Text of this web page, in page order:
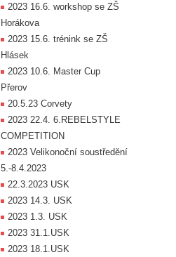
2023 16.6. workshop se ZŠ
Horákova
2023 15.6. trénink se ZŠ
Hlásek
2023 10.6. Master Cup
Přerov
20.5.23 Corvety
2023 22.4. 6.REBELSTYLE
COMPETITION
2023 Velikonoční soustředění
5.-8.4.2023
22.3.2023 USK
2023 14.3. USK
2023 1.3. USK
2023 31.1.USK
2023 18.1.USK